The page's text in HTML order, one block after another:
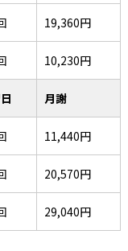
19,360円
10,230円
月謝
11,440円
20,570円
29,040円